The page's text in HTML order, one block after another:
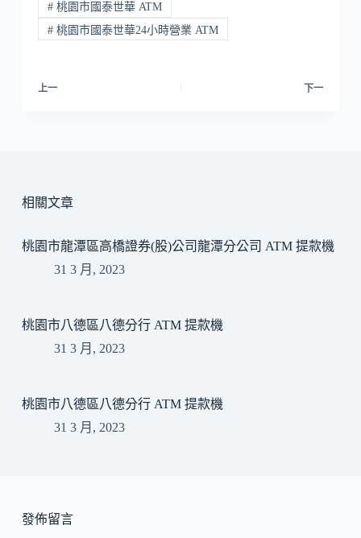
#桃園市國泰世華 ATM
#桃園市國泰世華24小時營業 ATM
上一 下一
相關文章
桃園市龍潭區高橋證券(股)公司龍潭分公司 ATM 提款機
31 3 月, 2023
桃園市八德區八德分行 ATM 提款機
31 3 月, 2023
桃園市八德區八德分行 ATM 提款機
31 3 月, 2023
發佈留言